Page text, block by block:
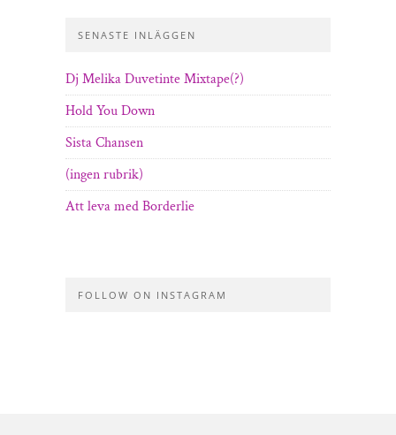
SENASTE INLÄGGEN
Dj Melika Duvetinte Mixtape(?)
Hold You Down
Sista Chansen
(ingen rubrik)
Att leva med Borderlie
FOLLOW ON INSTAGRAM